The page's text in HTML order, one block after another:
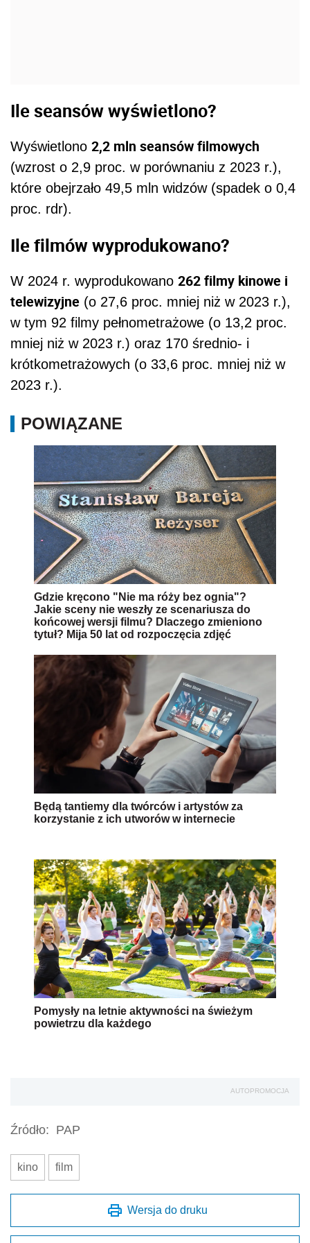
Ile seansów wyświetlono?
Wyświetlono 2,2 mln seansów filmowych
(wzrost o 2,9 proc. w porównaniu z 2023 r.),
które obejrzało 49,5 mln widzów (spadek o 0,4
proc. rdr).
Ile filmów wyprodukowano?
W 2024 r. wyprodukowano 262 filmy kinowe i
telewizyjne (o 27,6 proc. mniej niż w 2023 r.),
w tym 92 filmy pełnometrażowe (o 13,2 proc.
mniej niż w 2023 r.) oraz 170 średnio- i
krótkometrażowych (o 33,6 proc. mniej niż w
2023 r.).
POWIĄZANE
Gdzie kręcono "Nie ma róży bez ognia"?
Jakie sceny nie weszły ze scenariusza do
końcowej wersji filmu? Dlaczego zmieniono
tytuł? Mija 50 lat od rozpoczęcia zdjęć
Będą tantiemy dla twórców i artystów za
korzystanie z ich utworów w internecie
Pomysły na letnie aktywności na świeżym
powietrzu dla każdego
AUTOPROMOCJA
Źródło: PAP
kino film
Wersja do druku